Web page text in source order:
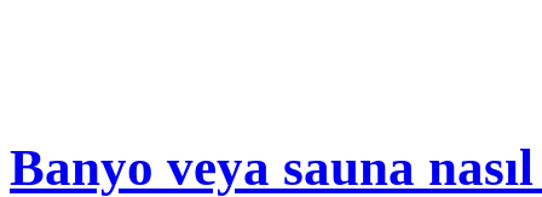
Banyo veya sauna nasıl